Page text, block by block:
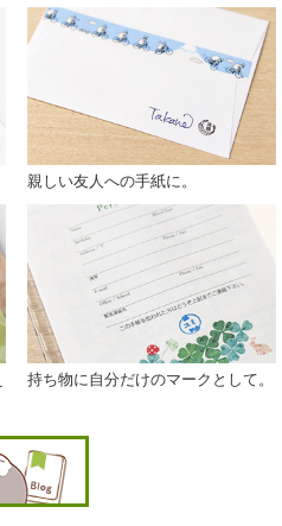
親しい友人への手紙に。
持ち物に自分だけのマークとして。